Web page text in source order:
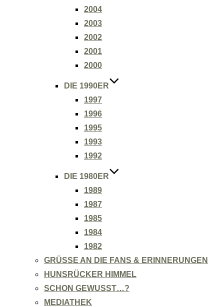
2004
2003
2002
2001
2000
DIE 1990ER
1997
1996
1995
1993
1992
DIE 1980ER
1989
1987
1985
1984
1982
GRÜSSE AN DIE FANS & ERINNERUNGEN
HUNSRÜCKER HIMMEL
SCHON GEWUSST…?
MEDIATHEK